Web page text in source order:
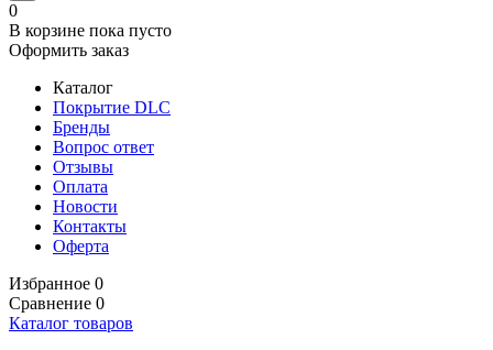
0
В корзине пока пусто
Оформить заказ
Каталог
Покрытие DLC
Бренды
Вопрос ответ
Отзывы
Оплата
Новости
Контакты
Оферта
Избранное 0
Сравнение 0
Каталог товаров